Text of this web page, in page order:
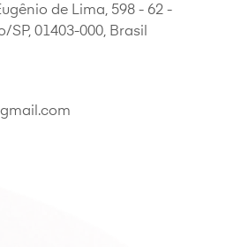
de Lima, 598 - 62 -
SP, 01403-000, Brasil